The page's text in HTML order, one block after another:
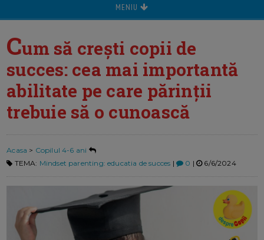
MENIU
Cum să crești copii de
succes: cea mai importantă
abilitate pe care părinții
trebuie să o cunoască
Acasa > Copilul 4-6 ani
TEMA: Mindset parenting: educatia de succes | 0 | 6/6/2024